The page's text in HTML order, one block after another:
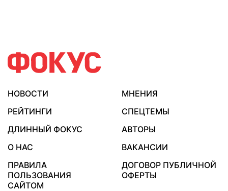
НОВОСТИ
МНЕНИЯ
РЕЙТИНГИ
СПЕЦТЕМЫ
ДЛИННЫЙ ФОКУС
АВТОРЫ
О НАС
ВАКАНСИИ
ПРАВИЛА
ПОЛЬЗОВАНИЯ
САЙТОМ
ДОГОВОР ПУБЛИЧНОЙ
ОФЕРТЫ